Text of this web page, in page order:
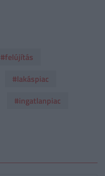
#felújítás
#lakáspiac
#ingatlanpiac